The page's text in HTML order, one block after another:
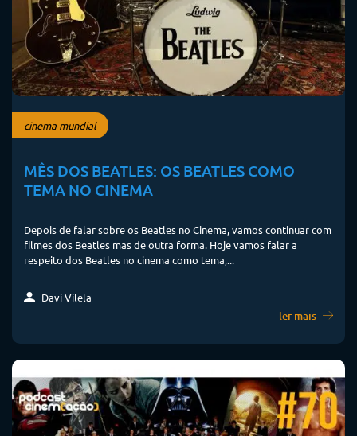
cinema mundial
MÊS DOS BEATLES: OS BEATLES COMO
TEMA NO CINEMA
Depois de falar sobre os Beatles no Cinema, vamos continuar com
filmes dos Beatles mas de outra forma. Hoje vamos falar a
respeito dos Beatles no cinema como tema,...
Davi Vilela
ler mais